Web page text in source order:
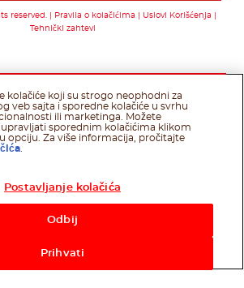
reserved. Pravila o kolačićima
Uslovi Korišćenja
Tehnički zahtevi
kolačiće koji su strogo neophodni za
veb sajta i sporedne kolačiće u svrhu
ili marketinga. Možete
sporednim kolačićima klikom
opciju. Za više informacija, pročitajte
Postavljanje kolačića
Odbij
Prihvati